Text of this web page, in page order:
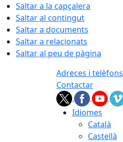
Saltar a la capçalera
Saltar al contingut
Saltar a documents
Saltar a relacionats
Saltar al peu de pàgina
Adreces i telèfons
Contactar
Idiomes
Català
Castellà